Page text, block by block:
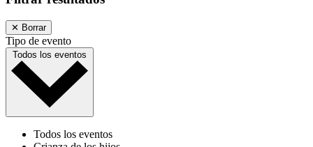
✕ Borrar
Tipo de evento
Todos los eventos
Todos los eventos